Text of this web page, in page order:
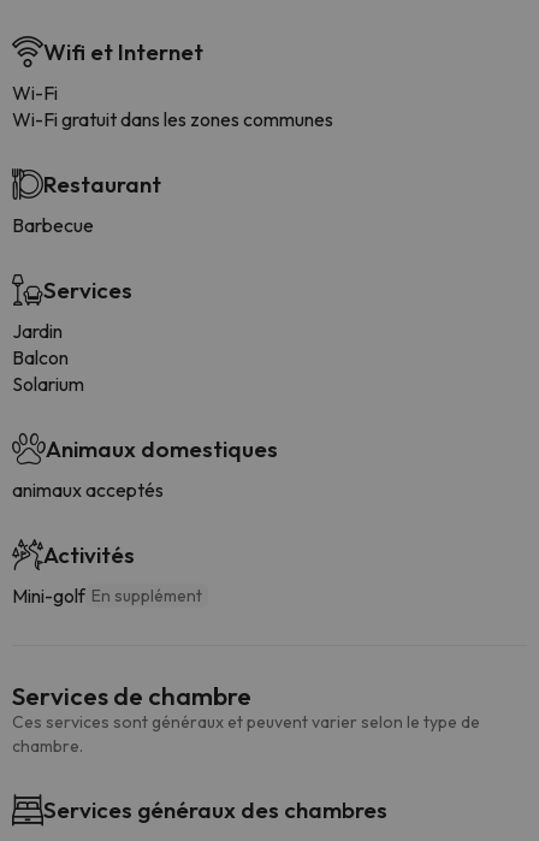
Wifi et Internet
Wi-Fi
Wi-Fi gratuit dans les zones communes
Restaurant
Barbecue
Services
Jardin
Balcon
Solarium
Animaux domestiques
animaux acceptés
Activités
Mini-golf En supplément
Services de chambre
Ces services sont généraux et peuvent varier selon le type de
chambre.
Services généraux des chambres